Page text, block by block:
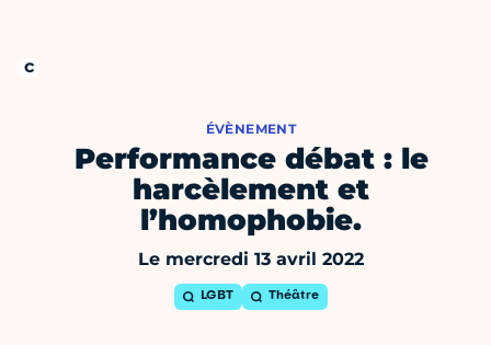
ÉVÈNEMENT
Performance débat : le
harcèlement et
l’homophobie.
Le mercredi 13 avril 2022
LGBT Théâtre